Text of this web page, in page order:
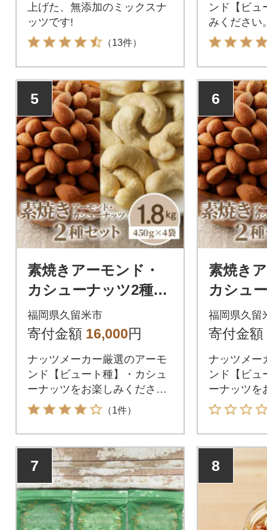
上げた、無添加のミックスナ
ッツです!
（13件）
ンド【ビュ
みください
5
素焼きアーモンド・
カシューナッツ2種セ
ット 計1.8kg(450g×各
2袋)
福岡県久留米市
寄付金額 16,000円
ナッツメーカー厳選のアーモ
ンド【ビュート種】・カシュ
ーナッツをお楽しみくださ
い。
（1件）
6
素焼き
カシュ
ット 計
3袋)
福岡県久留
寄付金額
ナッツメー
ンド【ビュ
ーナッツを
い。
7 8